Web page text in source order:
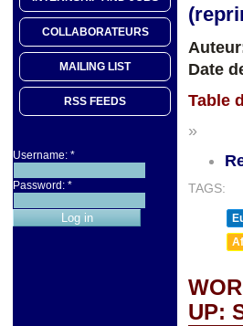
COLLABORATEURS
MAILING LIST
RSS FEEDS
Username: *
Password: *
Date
Table
»
TAGS:
UP: